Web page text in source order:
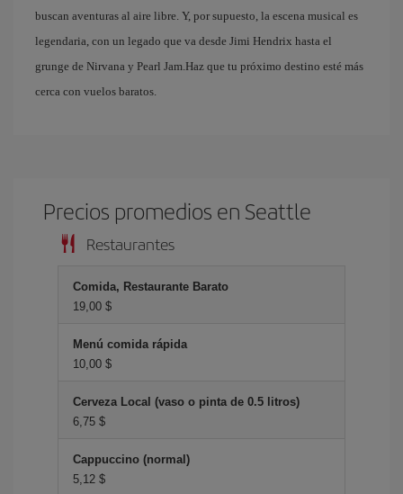
buscan aventuras al aire libre. Y, por supuesto, la escena musical es
legendaria, con un legado que va desde Jimi Hendrix hasta el
grunge de Nirvana y Pearl Jam.Haz que tu próximo destino esté más
cerca con vuelos baratos.
Precios promedios en Seattle
Restaurantes
Comida, Restaurante Barato
19,00 $
Menú comida rápida
10,00 $
Cerveza Local (vaso o pinta de 0.5 litros)
6,75 $
Cappuccino (normal)
5,12 $